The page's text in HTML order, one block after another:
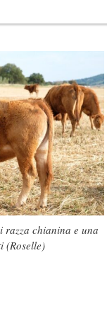
chianina e una
(Roselle)